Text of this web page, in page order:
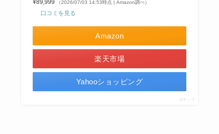
¥89,999
（2026/07/03 14:53時点 | Amazon調べ）
口コミを見る
Amazon
楽天市場
Yahooショッピング
ポチップ